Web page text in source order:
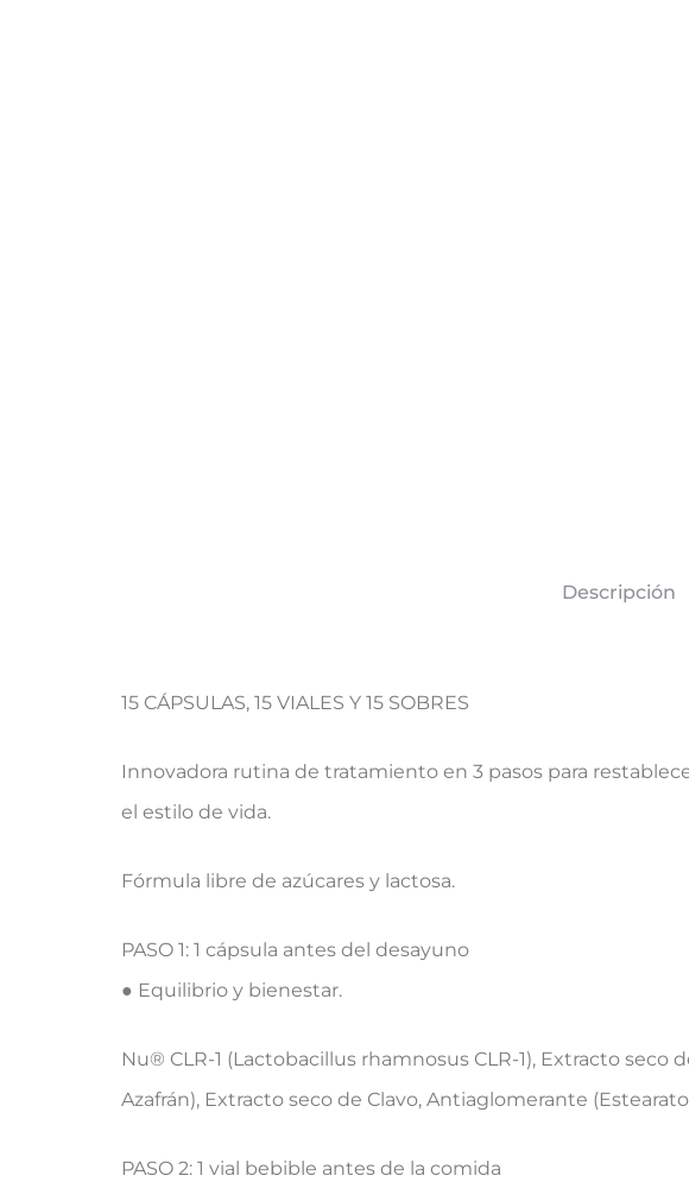
Descripción
15 CÁPSULAS, 15 VIALES Y 15 SOBRES
Innovadora rutina de tratamiento en 3 pasos para
el estilo de vida.
Fórmula libre de azúcares y lactosa.
PASO 1: 1 cápsula antes del desayuno
● Equilibrio y bienestar.
Nu® CLR-1 (Lactobacillus rhamnosus CLR-1), Extracto
Azafrán), Extracto seco de Clavo, Antiaglomerante
PASO 2: 1 vial bebible antes de la comida